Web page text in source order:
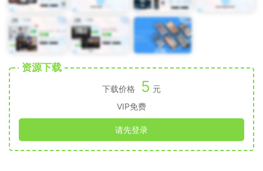
资源下载
下载价格 5 元
VIP免费
请先登录